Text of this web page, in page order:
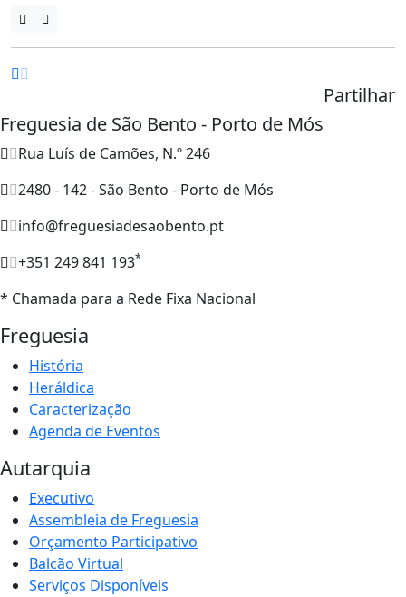
Partilhar
Freguesia de São Bento - Porto de Mós
Rua Luís de Camões, N.º 246
2480 - 142 - São Bento - Porto de Mós
info@freguesiadesaobento.pt
+351 249 841 193*
* Chamada para a Rede Fixa Nacional
Freguesia
História
Heráldica
Caracterização
Agenda de Eventos
Autarquia
Executivo
Assembleia de Freguesia
Orçamento Participativo
Balcão Virtual
Serviços Disponíveis